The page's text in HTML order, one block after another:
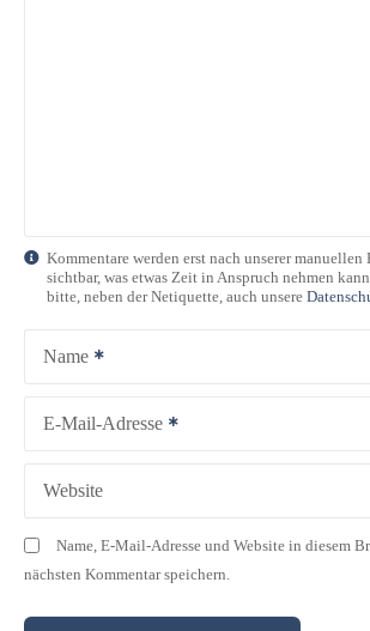
Kommentare werden erst nach unserer
sichtbar, was etwas Zeit in Anspruch nehmen
bitte, neben der Netiquette, auch unsere
Name
E-Mail-Adresse
Website
Name, E-Mail-Adresse und Website in diesem
nächsten Kommentar speichern.